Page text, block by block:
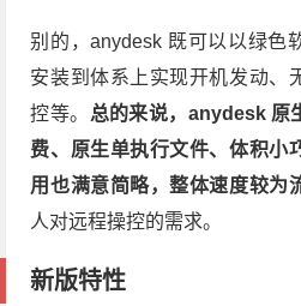
别的，anydesk 既可以以绿色
安装到体系上实现开机发动、
控等。 总的来说，anydesk 原
费、原生单执行文件、体积小
用也满意简略，整体速度较为
人对远程操控的需求。
新版特性